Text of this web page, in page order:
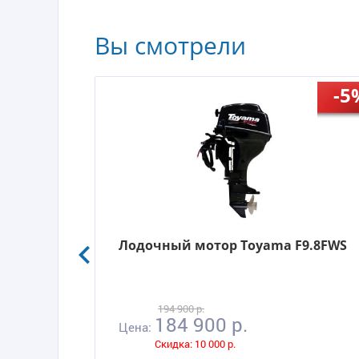
Вы смотрели
-
Лодочный мотор Toyama F9.8FWS
Цена:
194 900 р.
184 900 р.
Скидка: 10 000 р.